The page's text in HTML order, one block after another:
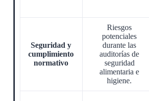
Seguridad y
cumplimiento
normativo
Riesgos
potenciales
durante las
auditorías de
seguridad
alimentaria e
higiene.